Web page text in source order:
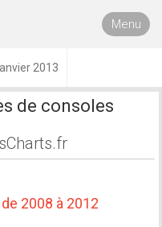
Menu
2013
de consoles
2008 à 2012